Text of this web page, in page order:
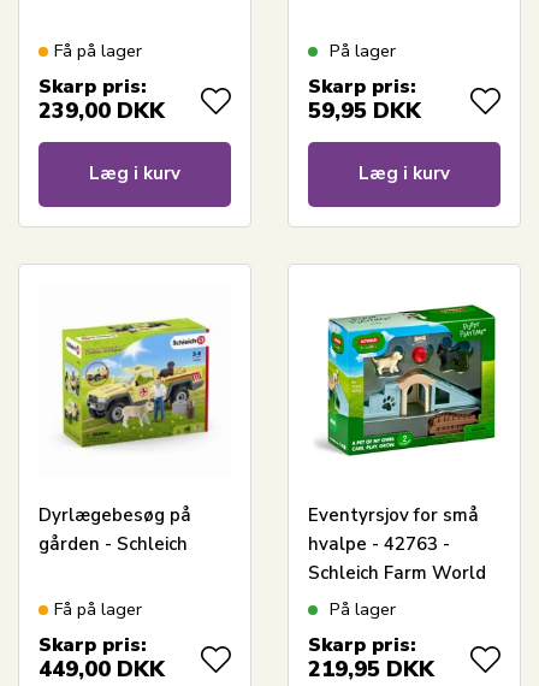
Få på lager
Skarp pris:
239,00 DKK
Læg i kurv
På lager
Skarp pris:
59,95 DKK
Læg i kurv
Dyrlægebesøg på
gården - Schleich
Få på lager
Skarp pris:
449,00 DKK
Eventyrsjov for små
hvalpe - 42763 -
Schleich Farm World
På lager
Skarp pris:
219,95 DKK